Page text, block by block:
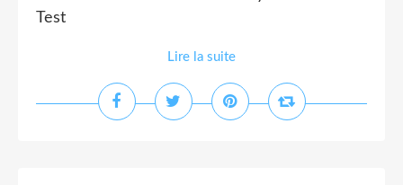
Test
Lire la suite